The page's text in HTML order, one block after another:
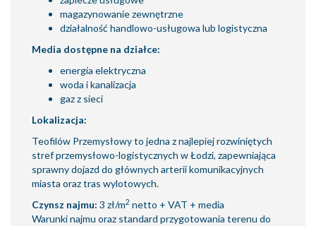
magazynowanie zewnętrzne
działalność handlowo-usługowa lub logistyczna
Media dostępne na działce:
energia elektryczna
woda i kanalizacja
gaz z sieci
Lokalizacja:
Teofilów Przemysłowy to jedna z najlepiej rozwiniętych
stref przemysłowo-logistycznych w Łodzi, zapewniająca
sprawny dojazd do głównych arterii komunikacyjnych
miasta oraz tras wylotowych.
Czynsz najmu: 3 zł/m2 netto + VAT + media
Warunki najmu oraz standard przygotowania terenu do